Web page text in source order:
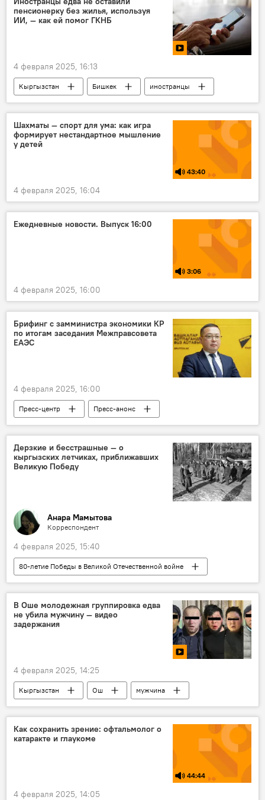
пенсионерку без жилья, используя
ИИ, — как ей помог ГКНБ
4 февраля 2025, 16:13
Кыргызстан Бишкек
иностранцы
мошенники
жилье
пенсионерка
ГКНБ
видео
Шахматы — спорт для ума: как игра
формирует нестандартное мышление
у детей
43:40
4 февраля 2025, 16:04
Ежедневные новости. Выпуск 16:00
3:06
4 февраля 2025, 16:00
Брифинг с замминистра экономики КР
по итогам заседания Межправсовета
ЕАЭС
4 февраля 2025, 16:00
Пресс-центр
Пресс-анонс
Межправсовет глав правительств стран ЕАЭС в Бишкеке
Назарбек Малаев
Кыргызстан
Дерзкие и бесстрашные — о
кыргызских летчиках, приближавших
Великую Победу
Анара Мамытова
Корреспондент
4 февраля 2025, 15:40
80-летие Победы в Великой Отечественной войне
Кыргызстан
Киргизская ССР
победа
Великая Отечественная война
Летчики
самолеты
В Оше молодежная группировка едва
не убила мужчину — видео
задержания
4 февраля 2025, 14:25
Кыргызстан Ош
мужчина
нападение
задержание
ГКНБ
видео
Как сохранить зрение: офтальмолог о
катаракте и глаукоме
44:44
4 февраля 2025, 14:05